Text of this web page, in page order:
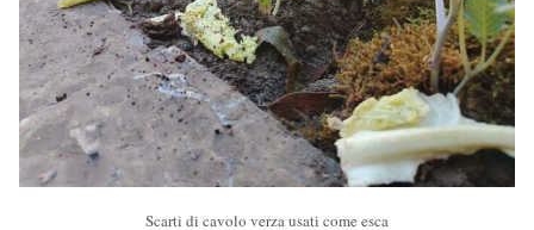
Scarti di cavolo verza usati come esca